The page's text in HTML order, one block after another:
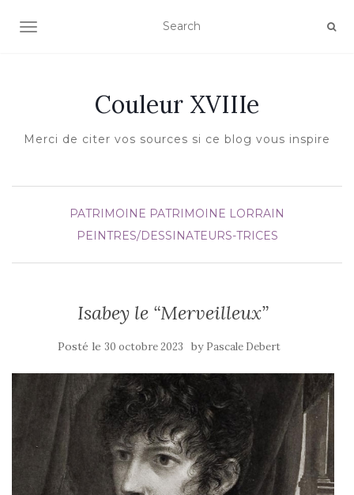
AFFICHER/MASQUER LA NAVIGATION
Couleur XVIIIe
Merci de citer vos sources si ce blog vous inspire
PATRIMOINE PATRIMOINE LORRAIN
PEINTRES/DESSINATEURS-TRICES
Isabey le “Merveilleux”
Posté le 30 octobre 2023 by Pascale Debert